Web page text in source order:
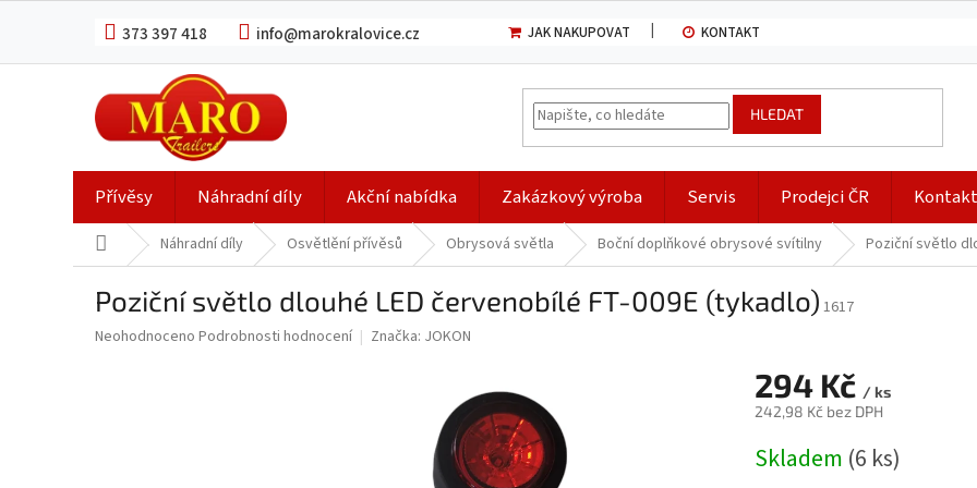
373 397 418 info@marokralovice.cz JAK NAKUPOVAT KONTAKT
HLEDAT
Přívěsy Náhradní díly Akční nabídka Zakázkový výroba Servis Prodejci ČR Kontakt
Domů Náhradní díly Osvětlění přívěsů Obrysová světla Boční doplňkové obrysové svítilny Poziční světlo
Poziční světlo dlouhé LED červenobílé FT-009E (tykadlo) 1617
Průměrné
Neohodnoceno Podrobnosti hodnocení Značka: JOKON
294 Kč / ks
242,98 Kč bez DPH
cena:
Skladem (6 ks)